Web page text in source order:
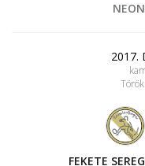
NEON
2017.
FEKETE SEREG